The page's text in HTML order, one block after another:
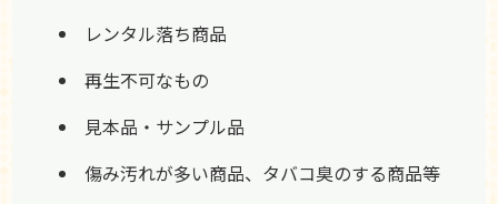
レンタル落ち商品
再生不可なもの
見本品・サンプル品
傷み汚れが多い商品、タバコ臭のする商品等